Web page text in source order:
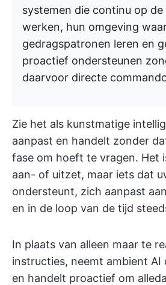
systemen die continu op
werken, hun omgeving
gedragspatronen leren en
proactief ondersteunen
daarvoor directe
Zie het als kunstmatige
aanpast en handelt zonder
fase om hoeft te vragen. Het
aan- of uitzet, maar iets dat
ondersteunt, zich aanpast
en in de loop van de tijd
In plaats van alleen maar te
instructies, neemt ambient
en handelt proactief om